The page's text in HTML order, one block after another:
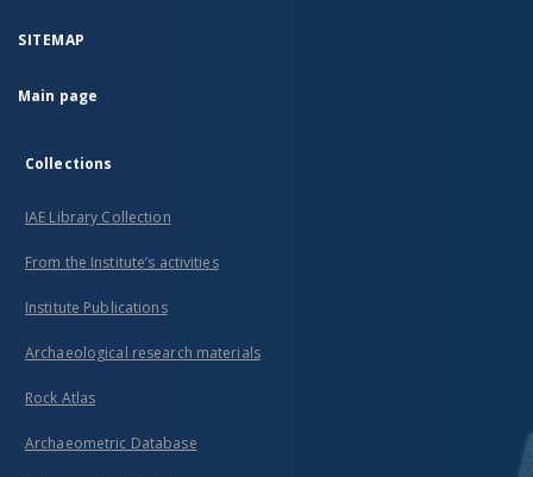
SITEMAP
Main page
Collections
IAE Library Collection
From the Institute’s activities
Institute Publications
Archaeological research materials
Rock Atlas
Archaeometric Database